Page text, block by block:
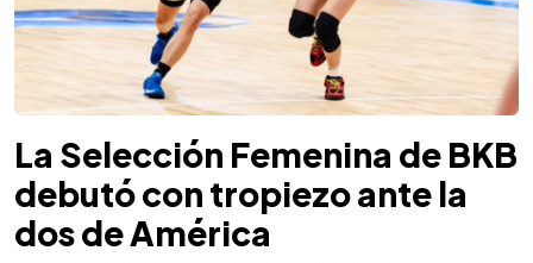
La Selección Femenina de BKB
debutó con tropiezo ante la
dos de América